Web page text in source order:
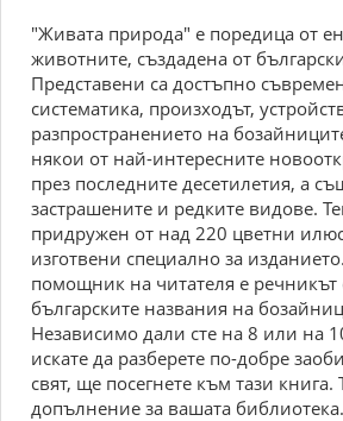
"Живата природа" е поредица от
животните, създадена от
Представени са достъпно
систематика, произходът,
разпространението на
някои от най-интересните
през последните десетилетия, а
застрашените и редките видове.
придружен от над 220 цветни
изготвени специално за
помощник на читателя е речникът
българските названия на
Независимо дали сте на 8 или на
искате да разберете по-добре
свят, ще посегнете към тази книга.
допълнение за вашата библиотека.